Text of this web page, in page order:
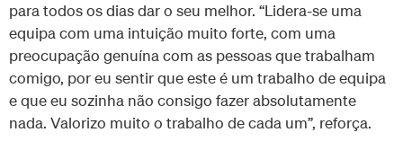
para todos os dias dar o seu melhor. “Lidera-se uma
equipa com uma intuição muito forte, com uma
preocupação genuína com as pessoas que trabalham
comigo, por eu sentir que este é um trabalho de equipa
e que eu sozinha não consigo fazer absolutamente
nada. Valorizo muito o trabalho de cada um”, reforça.